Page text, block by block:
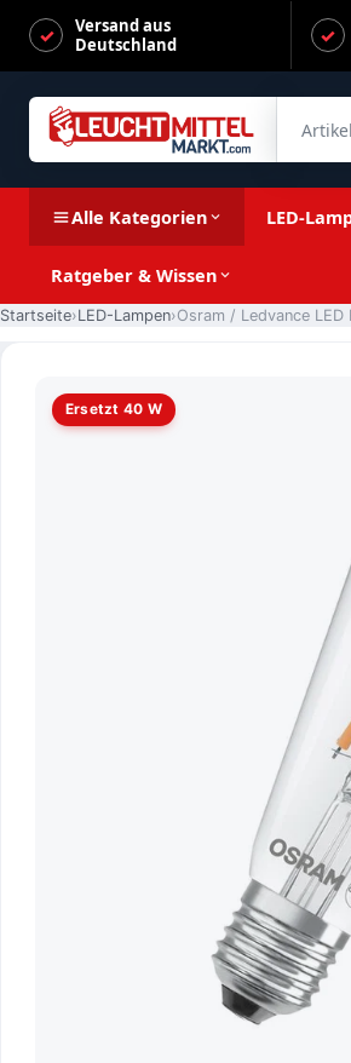
Versand aus
Deutschland
Alle Kategorien LED-
Ratgeber & Wissen
Startseite LED-Lampen
Ersetzt 40 W
Osram / Ledvance LED Filament